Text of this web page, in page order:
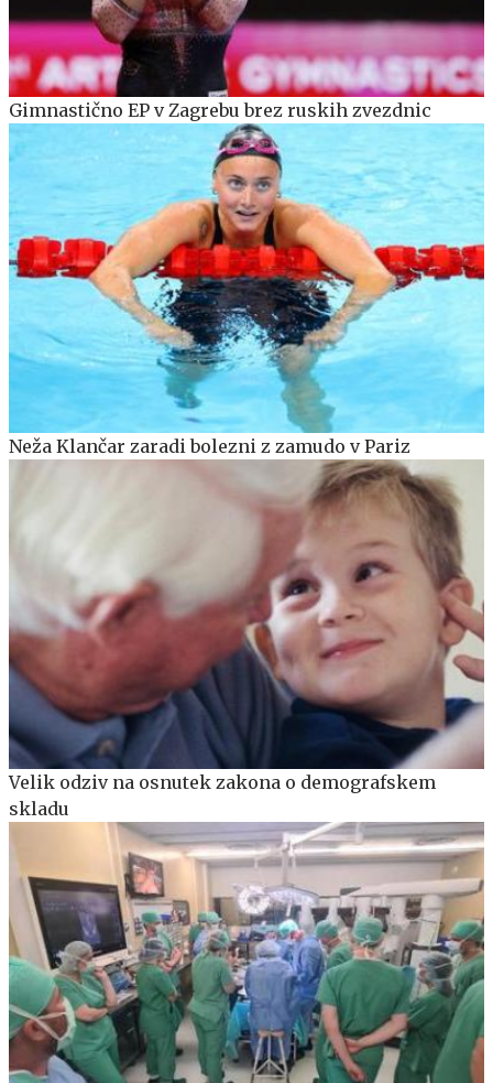
Gimnastično EP v Zagrebu brez ruskih zvezdnic
Neža Klančar zaradi bolezni z zamudo v Pariz
Velik odziv na osnutek zakona o demografskem
skladu